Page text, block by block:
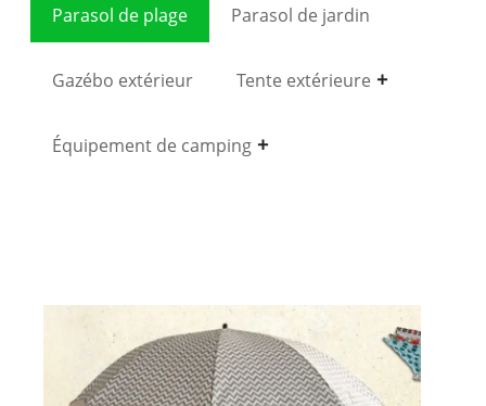
Parasol de plage Parasol de jardin
Gazébo extérieur Tente extérieure
Équipement de camping